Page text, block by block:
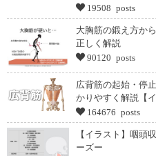
19508 posts
大胸筋の鍛え方か
正しく解説
90120 posts
広背筋の起始・停
かりやすく解説【イ
164676 posts
【イラスト】咽頭
ーズー